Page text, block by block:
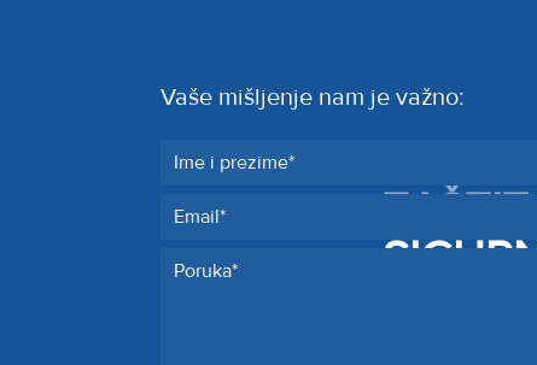
Vaše mišljenje nam je važno: